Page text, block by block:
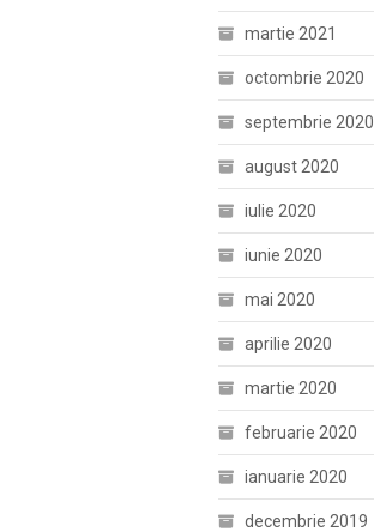
martie 2021
octombrie 2020
septembrie 2020
august 2020
iulie 2020
iunie 2020
mai 2020
aprilie 2020
martie 2020
februarie 2020
ianuarie 2020
decembrie 2019